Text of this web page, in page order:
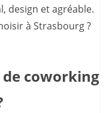
design et agréable.
à Strasbourg ?
de coworking